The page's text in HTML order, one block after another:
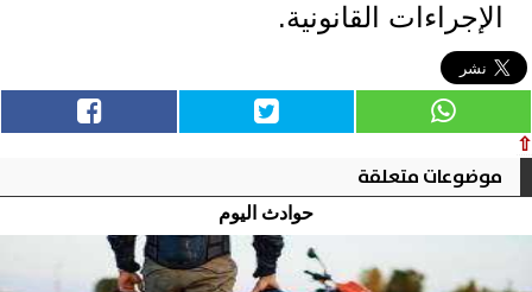
الإجراءات القانونية.
⇧
موضوعات متعلقة
حوادث اليوم